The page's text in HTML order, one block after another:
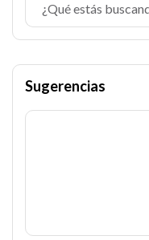
Sugerencias